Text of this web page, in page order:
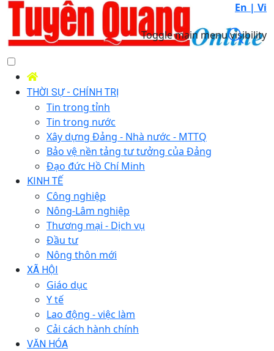
En | Vi
Toggle main menu visibility
THỜI SỰ - CHÍNH TRỊ
Tin trong tỉnh
Tin trong nước
Xây dựng Đảng - Nhà nước - MTTQ
Bảo vệ nền tảng tư tưởng của Đảng
Đạo đức Hồ Chí Minh
KINH TẾ
Công nghiệp
Nông-Lâm nghiệp
Thương mại - Dịch vụ
Đầu tư
Nông thôn mới
XÃ HỘI
Giáo dục
Y tế
Lao động - việc làm
Cải cách hành chính
VĂN HÓA